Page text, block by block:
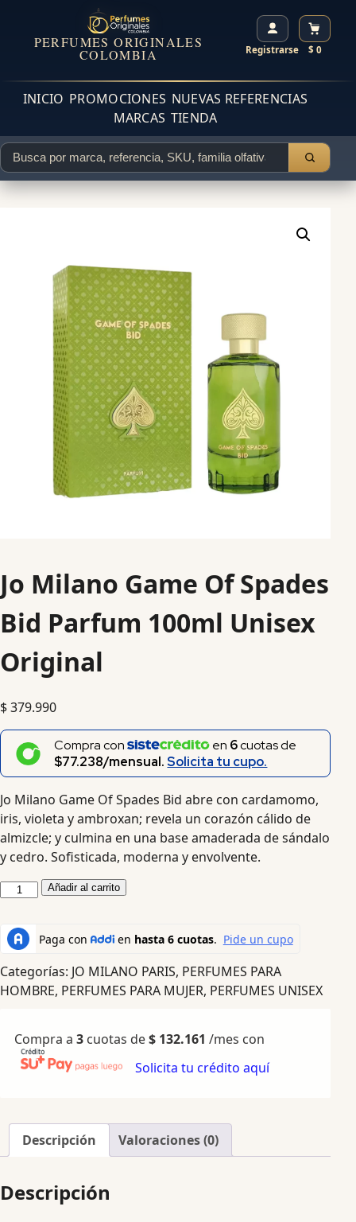
PERFUMES ORIGINALES
COLOMBIA Registrarse $ 0
INICIO PROMOCIONES NUEVAS REFERENCIAS
MARCAS TIENDA
Jo Milano Game Of Spades
Bid Parfum 100ml Unisex
Original
$379.990
Compra con en 6cuotas de
$77.238/mensual.Solicita tu cupo.
Jo Milano Game Of Spades Bid abre con cardamomo,
iris, violeta y ambroxan; revela un corazón cálido de
almizcle; y culmina en una base amaderada de sándalo
y cedro. Sofisticada, moderna y envolvente.
Añadir al carrito
Categorías: JO MILANO PARIS, PERFUMES PARA
HOMBRE, PERFUMES PARA MUJER, PERFUMES UNISEX
Compra a 3 cuotas de$ 132.161 /mes con
Solicita tu crédito aquí
Descripción Valoraciones (0)
Descripción